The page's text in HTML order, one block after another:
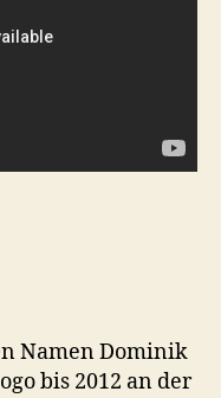
Namen Dominik
bis 2012 an der